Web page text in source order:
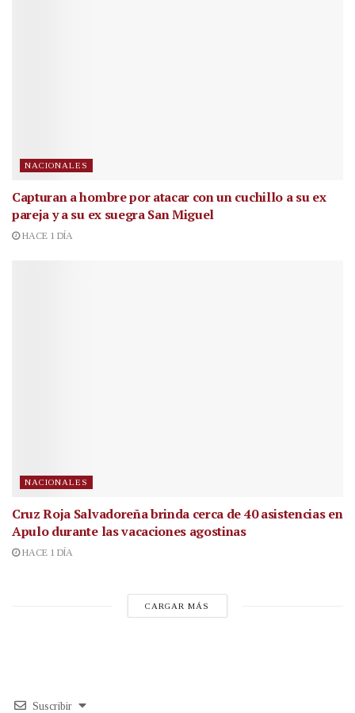
NACIONALES
Capturan a hombre por atacar con un cuchillo a su ex
pareja y a su ex suegra San Miguel
HACE 1 DÍA
NACIONALES
Cruz Roja Salvadoreña brinda cerca de 40 asistencias en
Apulo durante las vacaciones agostinas
HACE 1 DÍA
CARGAR MÁS
Suscribir